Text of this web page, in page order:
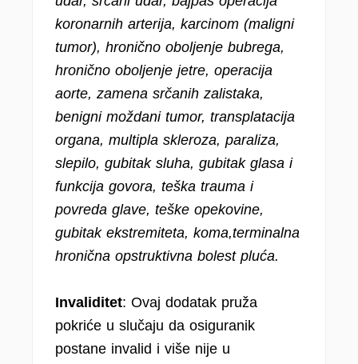
koronarnih arterija, karcinom (maligni
tumor), hronično oboljenje bubrega,
hronično oboljenje jetre, operacija
aorte, zamena srčanih zalistaka,
benigni moždani tumor, transplatacija
organa, multipla skleroza, paraliza,
slepilo, gubitak sluha, gubitak glasa i
funkcija govora, teška trauma i
povreda glave, teške opekovine,
gubitak ekstremiteta, koma,terminalna
hronična opstruktivna bolest pluća.
Invaliditet: Ovaj dodatak pruža
pokriće u slučaju da osiguranik
postane invalid i više nije u